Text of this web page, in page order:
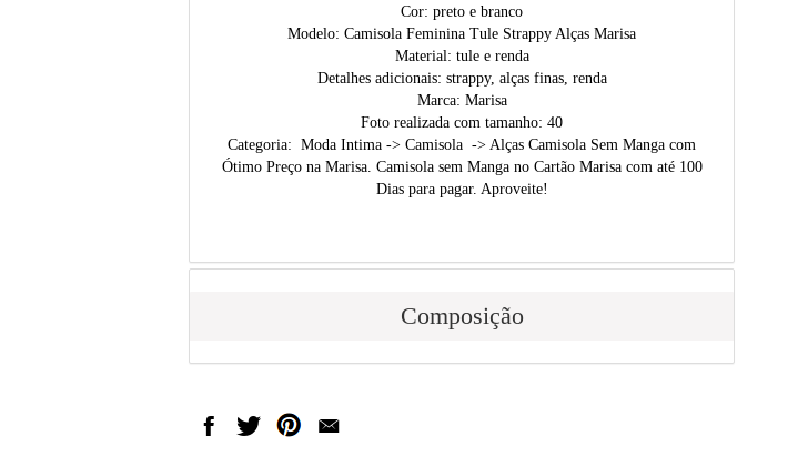
Cor: preto e branco
Modelo: Camisola Feminina Tule Strappy Alças Marisa
Material: tule e renda
Detalhes adicionais: strappy, alças finas, renda
Marca: Marisa
Foto realizada com tamanho: 40
Categoria: Moda Intima -> Camisola -> Alças Camisola Sem Manga com
Ótimo Preço na Marisa. Camisola sem Manga no Cartão Marisa com até 100
Dias para pagar. Aproveite!
Composição